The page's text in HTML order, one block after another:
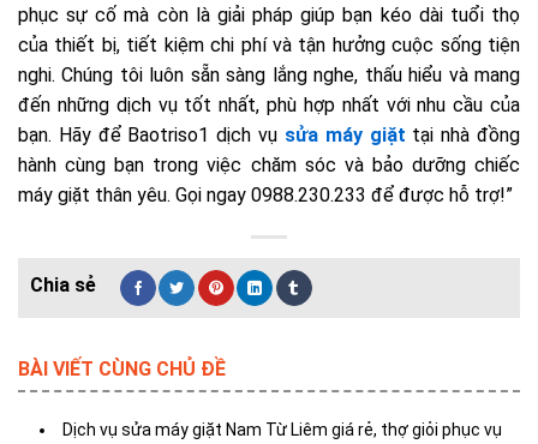
phục sự cố mà còn là giải pháp giúp bạn kéo dài tuổi thọ
của thiết bị, tiết kiệm chi phí và tận hưởng cuộc sống tiện
nghi. Chúng tôi luôn sẵn sàng lắng nghe, thấu hiểu và mang
đến những dịch vụ tốt nhất, phù hợp nhất với nhu cầu của
bạn. Hãy để Baotriso1 dịch vụ sửa máy giặt tại nhà đồng
hành cùng bạn trong việc chăm sóc và bảo dưỡng chiếc
máy giặt thân yêu. Gọi ngay 0988.230.233 để được hỗ trợ!”
BÀI VIẾT CÙNG CHỦ ĐỀ
Dịch vụ sửa máy giặt Nam Từ Liêm giá rẻ, thợ giỏi phục vụ